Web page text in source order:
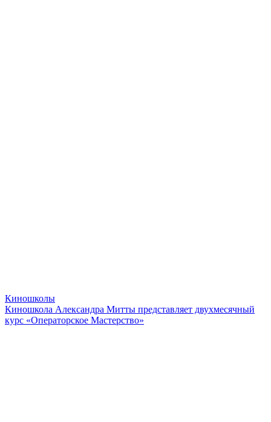
Киношколы
Киношкола Александра Митты представляет двухмесячный
курс «Операторское Мастерство»